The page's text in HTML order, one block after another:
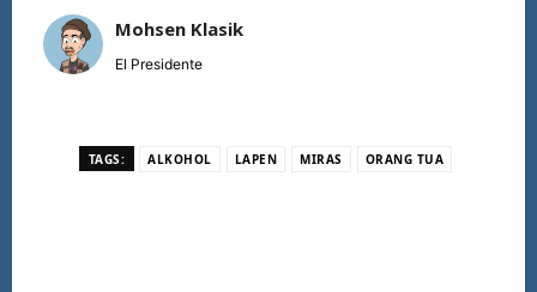
Mohsen Klasik
El Presidente
TAGS: ALKOHOL LAPEN MIRAS ORANG TUA